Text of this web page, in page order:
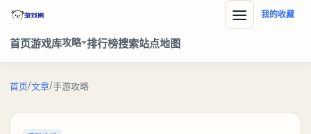
首页游戏库攻略 排行榜搜索站点地图
我的收藏
首页/文章/手游攻略